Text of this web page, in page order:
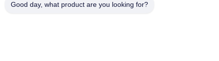
Good day, what product are you looking for?